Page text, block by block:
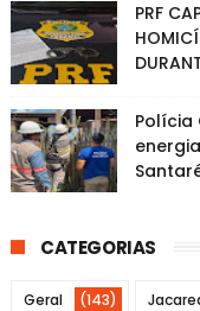
PRF
Polícia
CATEGORIAS
Geral (143)